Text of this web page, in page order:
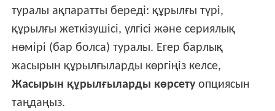
туралы ақпаратты береді: құрылғы түрі,
құрылғы жеткізушісі, үлгісі және сериялық
нөмірі (бар болса) туралы. Егер барлық
жасырын құрылғыларды көргіңіз келсе,
Жасырын құрылғыларды көрсетуопциясын
таңдаңыз.